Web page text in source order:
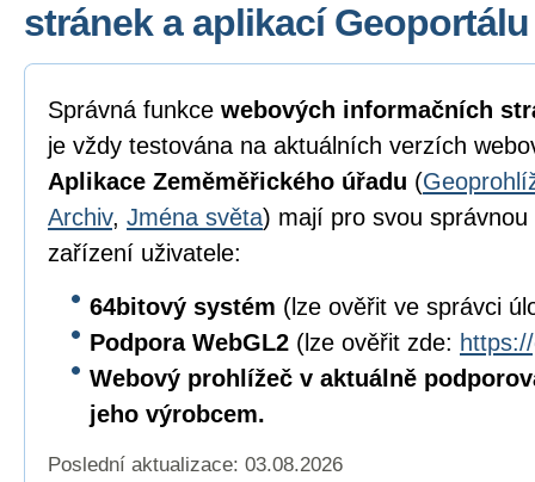
stránek a aplikací Geoportálu
Správná funkce webových informačních
je vždy testována na aktuálních verzích
Aplikace Zeměměřického úřadu (
Archiv, Jména světa) mají pro svou
zařízení uživatele:
64bitový systém (lze ověřit ve správci
Podpora WebGL2 (lze ověřit zde:
Webový prohlížeč v aktuálně
jeho výrobcem.
Poslední aktualizace: 03.08.2026